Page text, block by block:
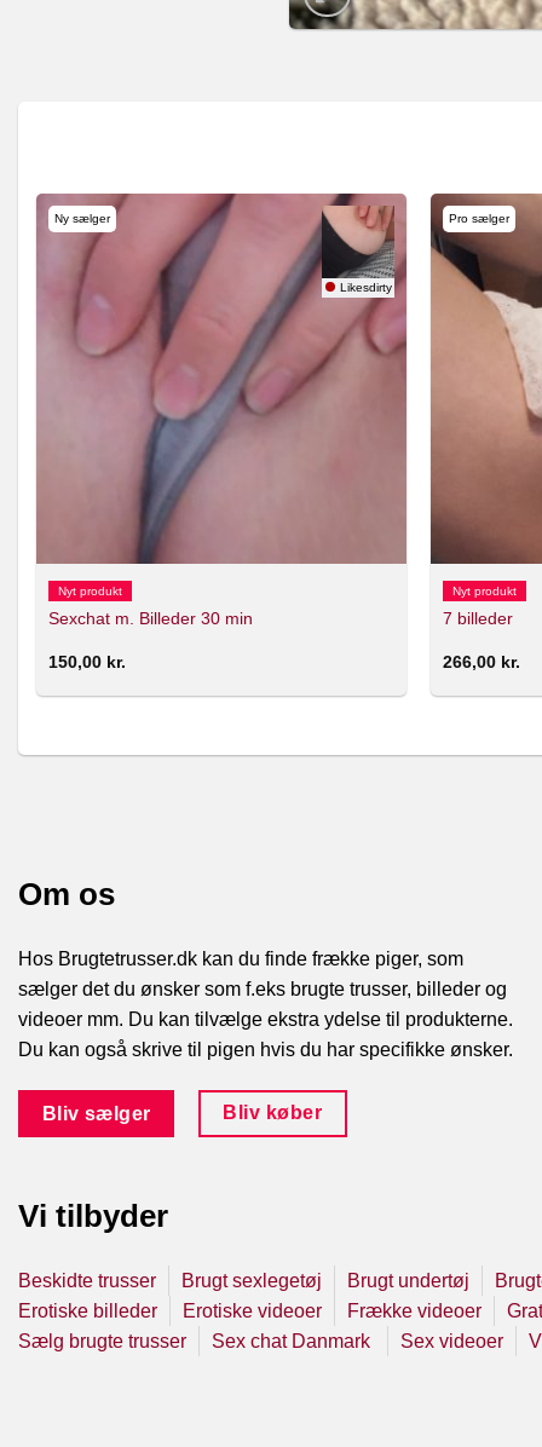
Ny sælger
Likesdirty
Nyt produkt
Sexchat m. Billeder 30 min
150,00 kr.
Pro sælger
Nyt produkt
7 billeder
266,00 kr.
Om os
Hos Brugtetrusser.dk kan du finde frække piger, som
sælger det du ønsker som f.eks brugte trusser, billeder og
videoer mm. Du kan tilvælge ekstra ydelse til produkterne.
Du kan også skrive til pigen hvis du har specifikke ønsker.
Bliv sælger Bliv køber
Vi tilbyder
Beskidte trusser Brugt sexlegetøj Brugt undertøj
Erotiske billeder
Erotiske videoer Frække videoer
Sælg brugte trusser
Sex chat Danmark Sex videoer